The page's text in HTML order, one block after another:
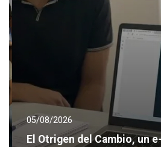
05/08/2026
El Otrigen del Cambio, un